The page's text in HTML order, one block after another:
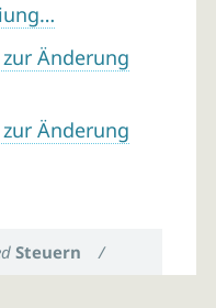
Änderung
Änderung
Steuern /